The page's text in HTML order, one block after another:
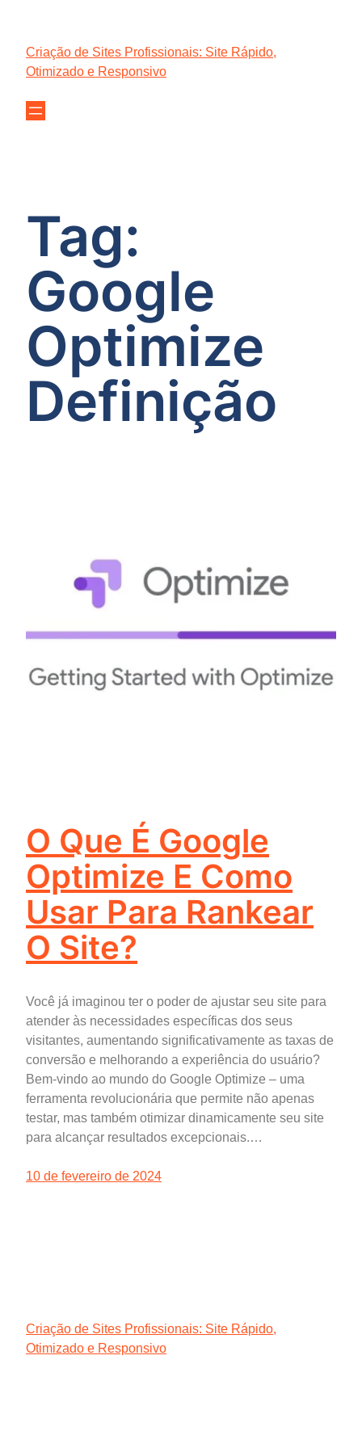
Criação de Sites Profissionais: Site Rápido,
Otimizado e Responsivo
Tag:
Google
Optimize
Definição
O Que É Google
Optimize E Como
Usar Para Rankear
O Site?
Você já imaginou ter o poder de ajustar seu site para
atender às necessidades específicas dos seus
visitantes, aumentando significativamente as taxas de
conversão e melhorando a experiência do usuário?
Bem-vindo ao mundo do Google Optimize – uma
ferramenta revolucionária que permite não apenas
testar, mas também otimizar dinamicamente seu site
para alcançar resultados excepcionais.…
10 de fevereiro de 2024
Criação de Sites Profissionais: Site Rápido,
Otimizado e Responsivo